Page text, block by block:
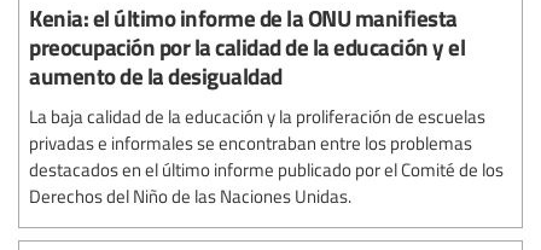
Kenia: el último informe de la ONU manifiesta
preocupación por la calidad de la educación y el
aumento de la desigualdad
La baja calidad de la educación y la proliferación de escuelas
privadas e informales se encontraban entre los problemas
destacados en el último informe publicado por el Comité de los
Derechos del Niño de las Naciones Unidas.